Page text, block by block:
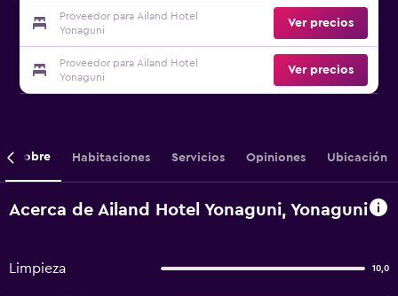
Proveedor para Ailand Hotel
Yonaguni
Ver precios
Proveedor para Ailand Hotel
Yonaguni
Ver precios
Sobre Habitaciones Servicios Opiniones Ubicación
Acerca de Ailand Hotel Yonaguni, Yonaguni
Limpieza 10,0